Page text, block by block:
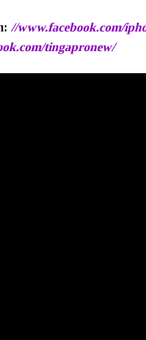
//www.facebook.com/
tingapronew/